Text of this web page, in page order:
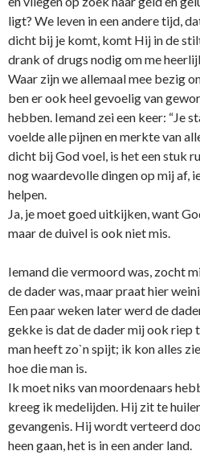
ligt? We leven in een andere tijd,
dicht bij je komt, komt Hij in de
drank of drugs nodig om me
Waar zijn we allemaal mee bezig
ben er ook heel gevoelig van
hebben. Iemand zei een keer: “Je
voelde alle pijnen en merkte van
dicht bij God voel, is het een stuk
nog waardevolle dingen op mij af,
helpen.
Ja, je moet goed uitkijken, want
maar de duivel is ook niet mis.
Iemand die vermoord was, zocht
de dader was, maar praat hier
Een paar weken later werd de
gekke is dat de dader mij ook riep
man heeft zo`n spijt; ik kon alles
hoe die man is.
Ik moet niks van moordenaars
kreeg ik medelijden. Hij zit te
gevangenis. Hij wordt verteerd
heen gaan, het is in een ander land.